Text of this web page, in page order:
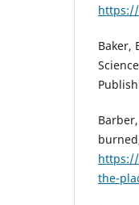
https://
Baker,
the-